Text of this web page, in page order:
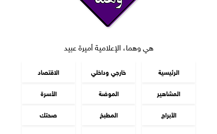
هي وهما، الإعلامية أميرة عبيد
الرئيسية خارجي وداخلي
الاقتصاد
المشاهير
الموضة
الأسرة
الأبراج
المطبخ
صحتك